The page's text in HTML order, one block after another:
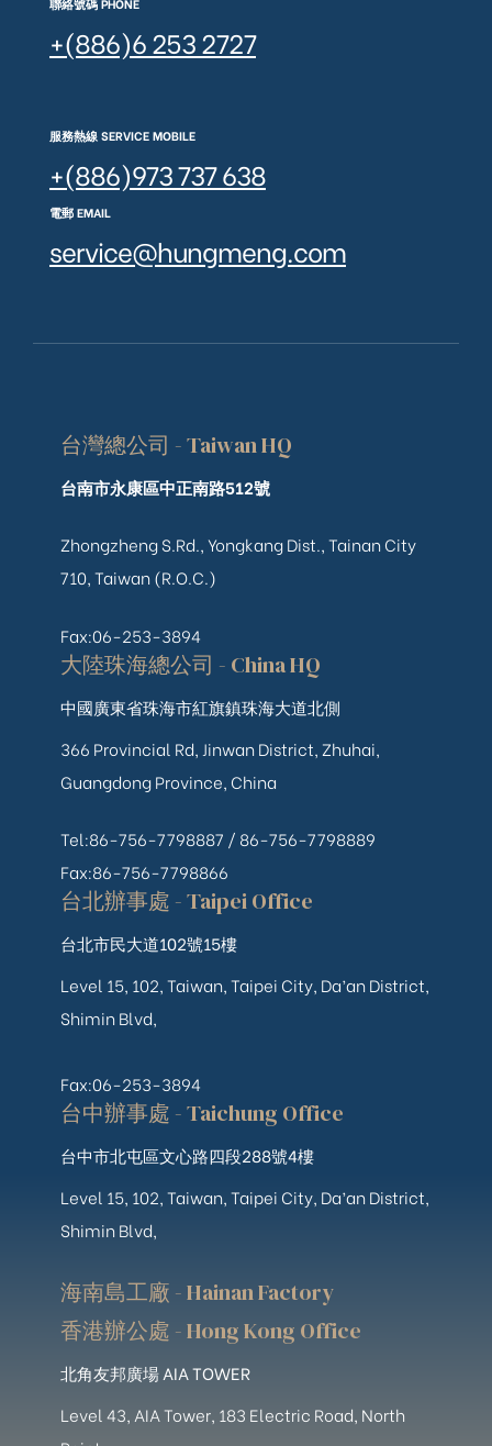
+(886)6 253 2727
服務熱線 SERVICE MOBILE
+(886)973 737 638
電郵 EMAIL
service@hungmeng.com
台灣總公司 - Taiwan HQ
台南市永康區中正南路512號
Zhongzheng S.Rd., Yongkang Dist., Tainan City
710, Taiwan (R.O.C.)
Fax:06-253-3894
大陸珠海總公司 - China HQ
中國廣東省珠海市紅旗鎮珠海大道北側
366 Provincial Rd, Jinwan District, Zhuhai,
Guangdong Province, China
Tel:86-756-7798887 / 86-756-7798889
Fax:86-756-7798866
台北辦事處 - Taipei Office
台北市民大道102號15樓
Level 15, 102, Taiwan, Taipei City, Da’an District,
Shimin Blvd,
Fax:06-253-3894
台中辦事處 - Taichung Office
台中市北屯區文心路四段288號4樓
Level 15, 102, Taiwan, Taipei City, Da’an District,
Shimin Blvd,
海南島工廠 - Hainan Factory
香港辦公處 - Hong Kong Office
北角友邦廣場 AIA TOWER
Level 43, AIA Tower, 183 Electric Road, North